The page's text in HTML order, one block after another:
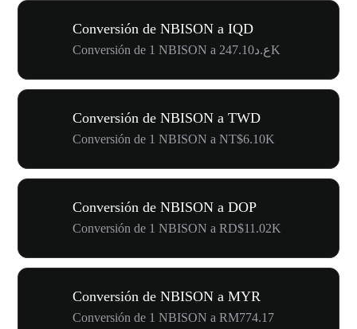
Conversión de NBISON a IQD
Conversión de 1 NBISON a ع.د247.10K
Conversión de NBISON a TWD
Conversión de 1 NBISON a NT$6.10K
Conversión de NBISON a DOP
Conversión de 1 NBISON a RD$11.02K
Conversión de NBISON a MYR
Conversión de 1 NBISON a RM774.17